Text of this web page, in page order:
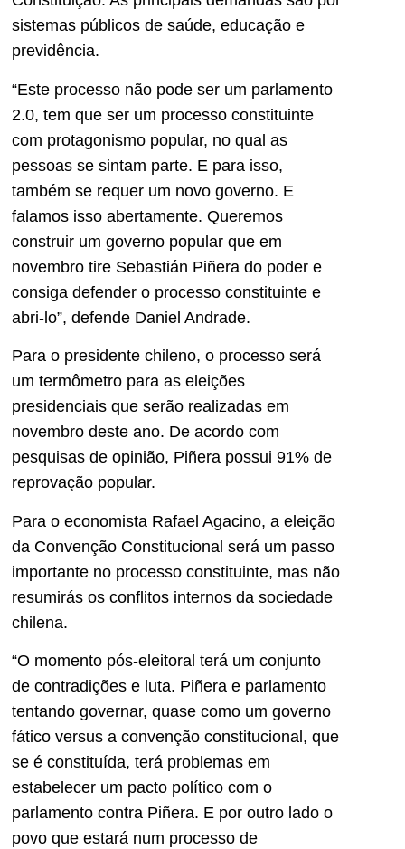
sistemas públicos de saúde, educação e
previdência.
“Este processo não pode ser um parlamento
2.0, tem que ser um processo constituinte
com protagonismo popular, no qual as
pessoas se sintam parte. E para isso,
também se requer um novo governo. E
falamos isso abertamente. Queremos
construir um governo popular que em
novembro tire Sebastián Piñera do poder e
consiga defender o processo constituinte e
abri-lo”, defende Daniel Andrade.
Para o presidente chileno, o processo será
um termômetro para as eleições
presidenciais que serão realizadas em
novembro deste ano. De acordo com
pesquisas de opinião, Piñera possui 91% de
reprovação popular.
Para o economista Rafael Agacino, a eleição
da Convenção Constitucional será um passo
importante no processo constituinte, mas não
resumirás os conflitos internos da sociedade
chilena.
“O momento pós-eleitoral terá um conjunto
de contradições e luta. Piñera e parlamento
tentando governar, quase como um governo
fático versus a convenção constitucional, que
se é constituída, terá problemas em
estabelecer um pacto político com o
parlamento contra Piñera. E por outro lado o
povo que estará num processo de